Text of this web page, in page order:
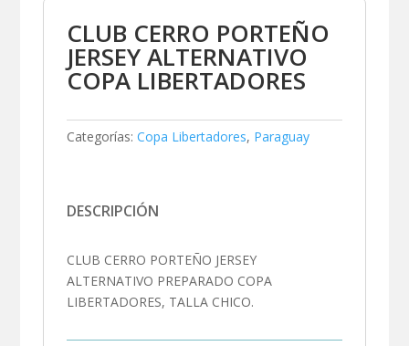
CLUB CERRO PORTEÑO
JERSEY ALTERNATIVO
COPA LIBERTADORES
Categorías: Copa Libertadores, Paraguay
DESCRIPCIÓN
CLUB CERRO PORTEÑO JERSEY
ALTERNATIVO PREPARADO COPA
LIBERTADORES, TALLA CHICO.